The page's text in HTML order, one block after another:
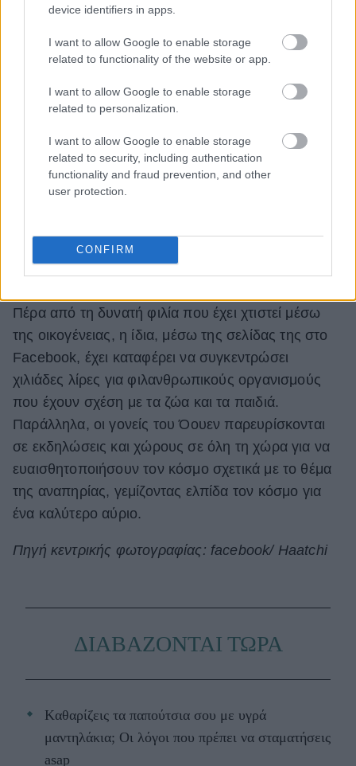
device identifiers in apps.
I want to allow Google to enable storage
related to functionality of the website or app.
I want to allow Google to enable storage
related to personalization.
I want to allow Google to enable storage
related to security, including authentication
functionality and fraud prevention, and other
user protection.
CONFIRM
Πέρα από τη δυνατή φιλία που έχει χτιστεί μέσω
της οικογένειας, η ίδια, μέσω της σελίδας της στο
Facebook, έχει καταφέρει να συγκεντρώσει
χιλιάδες λίρες για φιλανθρωπικούς οργανισμούς
που έχουν σχέση με τα ζώα και τα παιδιά.
Παράλληλα, οι γονείς του Όουεν παρευρίσκονται
σε εκδηλώσεις και χώρους σε όλη τη χώρα για να
ευαισθητοποιήσουν τον κόσμο σχετικά με το θέμα
της αναπηρίας, γεμίζοντας ελπίδα τον κόσμο για
ένα καλύτερο αύριο.
Πηγή κεντρικής φωτογραφίας: facebook/ Haatchi
ΔΙΑΒΑΖΟΝΤΑΙ ΤΩΡΑ
Kαθαρίζεις τα παπούτσια σου με υγρά
μαντηλάκια; Οι λόγοι που πρέπει να σταματήσεις
asap